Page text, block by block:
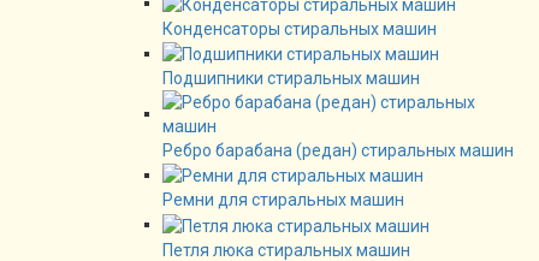
Конденсаторы стиральных машин
Подшипники стиральных машин
Ребро барабана (редан) стиральных машин
Ремни для стиральных машин
Петля люка стиральных машин